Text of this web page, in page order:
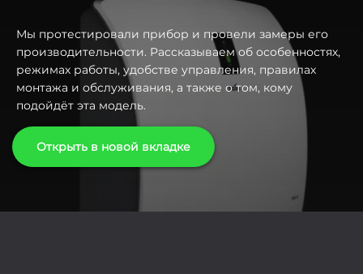
Мы протестировали прибор и провели замеры его
производительности. Рассказываем об особенностях,
режимах работы, удобстве управления, правилах
монтажа и обслуживания, а также о том, кому
подойдёт эта модель.
Открыть в новой вкладке